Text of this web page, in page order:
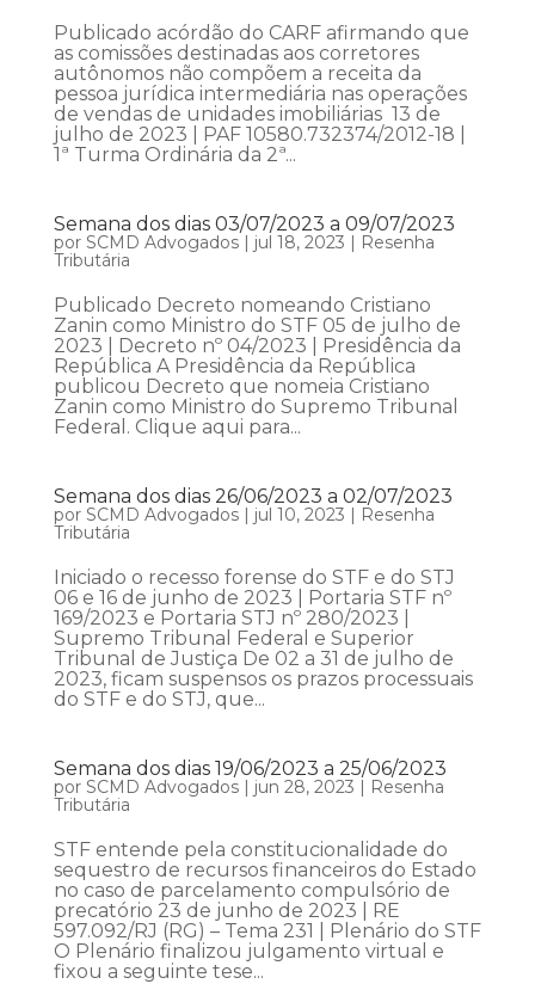
Publicado acórdão do CARF afirmando que
as comissões destinadas aos corretores
autônomos não compõem a receita da
pessoa jurídica intermediária nas operações
de vendas de unidades imobiliárias 13 de
julho de 2023 | PAF 10580.732374/2012-18 |
1ª Turma Ordinária da 2ª...
Semana dos dias 03/07/2023 a 09/07/2023
por SCMD Advogados| jul 18, 2023 | Resenha
Tributária
Publicado Decreto nomeando Cristiano
Zanin como Ministro do STF 05 de julho de
2023 | Decreto nº 04/2023 | Presidência da
República A Presidência da República
publicou Decreto que nomeia Cristiano
Zanin como Ministro do Supremo Tribunal
Federal. Clique aqui para...
Semana dos dias 26/06/2023 a 02/07/2023
por SCMD Advogados| jul 10, 2023 | Resenha
Tributária
Iniciado o recesso forense do STF e do STJ
06 e 16 de junho de 2023 | Portaria STF nº
169/2023 e Portaria STJ nº 280/2023 |
Supremo Tribunal Federal e Superior
Tribunal de Justiça De 02 a 31 de julho de
2023, ficam suspensos os prazos processuais
do STF e do STJ, que...
Semana dos dias 19/06/2023 a 25/06/2023
por SCMD Advogados| jun 28, 2023 | Resenha
Tributária
STF entende pela constitucionalidade do
sequestro de recursos financeiros do Estado
no caso de parcelamento compulsório de
precatório 23 de junho de 2023 | RE
597.092/RJ (RG) – Tema 231 | Plenário do STF
O Plenário finalizou julgamento virtual e
fixou a seguinte tese...